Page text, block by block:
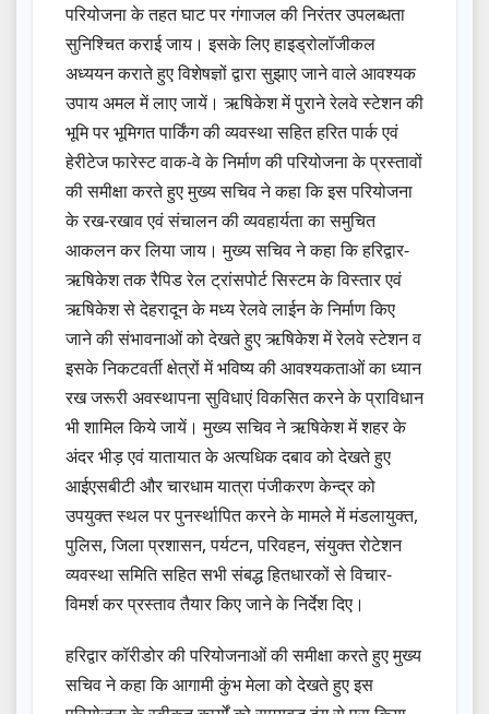
परियोजना के तहत घाट पर गंगाजल की निरंतर उपलब्धता
सुनिश्चित कराई जाय। इसके लिए हाइड्रोलॉजीकल
अध्ययन कराते हुए विशेषज्ञों द्वारा सुझाए जाने वाले आवश्यक
उपाय अमल में लाए जायें। ऋषिकेश में पुराने रेलवे स्टेशन की
भूमि पर भूमिगत पार्किंग की व्यवस्था सहित हरित पार्क एवं
हेरीटेज फारेस्ट वाक-वे के निर्माण की परियोजना के प्रस्तावों
की समीक्षा करते हुए मुख्य सचिव ने कहा कि इस परियोजना
के रख-रखाव एवं संचालन की व्यवहार्यता का समुचित
आकलन कर लिया जाय। मुख्य सचिव ने कहा कि हरिद्वार-
ऋषिकेश तक रैपिड रेल ट्रांसपोर्ट सिस्टम के विस्तार एवं
ऋषिकेश से देहरादून के मध्य रेलवे लाईन के निर्माण किए
जाने की संभावनाओं को देखते हुए ऋषिकेश में रेलवे स्टेशन व
इसके निकटवर्ती क्षेत्रों में भविष्य की आवश्यकताओं का ध्यान
रख जरूरी अवस्थापना सुविधाएं विकसित करने के प्राविधान
भी शामिल किये जायें। मुख्य सचिव ने ऋषिकेश में शहर के
अंदर भीड़ एवं यातायात के अत्यधिक दबाव को देखते हुए
आईएसबीटी और चारधाम यात्रा पंजीकरण केन्द्र को
उपयुक्त स्थल पर पुनर्स्थापित करने के मामले में मंडलायुक्त,
पुलिस, जिला प्रशासन, पर्यटन, परिवहन, संयुक्त रोटेशन
व्यवस्था समिति सहित सभी संबद्ध हितधारकों से विचार-
विमर्श कर प्रस्ताव तैयार किए जाने के निर्देश दिए।
हरिद्वार कॉरीडोर की परियोजनाओं की समीक्षा करते हुए मुख्य
सचिव ने कहा कि आगामी कुंभ मेला को देखते हुए इस